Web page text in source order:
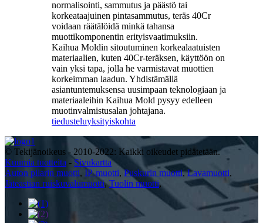
normalisointi, sammutus ja päästö tai
korkeataajuinen pintasammutus, teräs 40Cr
voidaan räätälöidä minkä tahansa
muottikomponentin erityisvaatimuksiin.
Kaihua Moldin sitoutuminen korkealaatuisten
materiaalien, kuten 40Cr-teräksen, käyttöön on
vain yksi tapa, jolla he varmistavat muottien
korkeimman laadun. Yhdistämällä
asiantuntemuksensa uusimpaan teknologiaan ja
materiaaleihin Kaihua Mold pysyy edelleen
muotinvalmistusalan johtajana.
tiedusteluyksityiskohta
© Tekijänoikeus - 2010-2022: Kaikki oikeudet pidätetään.
Kuumia tuotteita - Sivukartta
Auton pilarin muotti, IP-muotti, Puskurin muotti,Lavamuotti,
Jäteastian ruiskuvalumuotti,Tuolin muotti,